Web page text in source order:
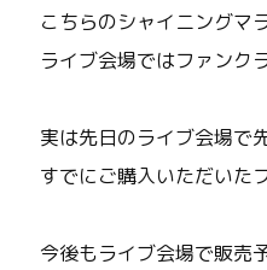
こちらのシャイニングマ
ライブ会場ではファンク
実は先日のライブ会場で
すでにご購入いただいた
今後もライブ会場で販売